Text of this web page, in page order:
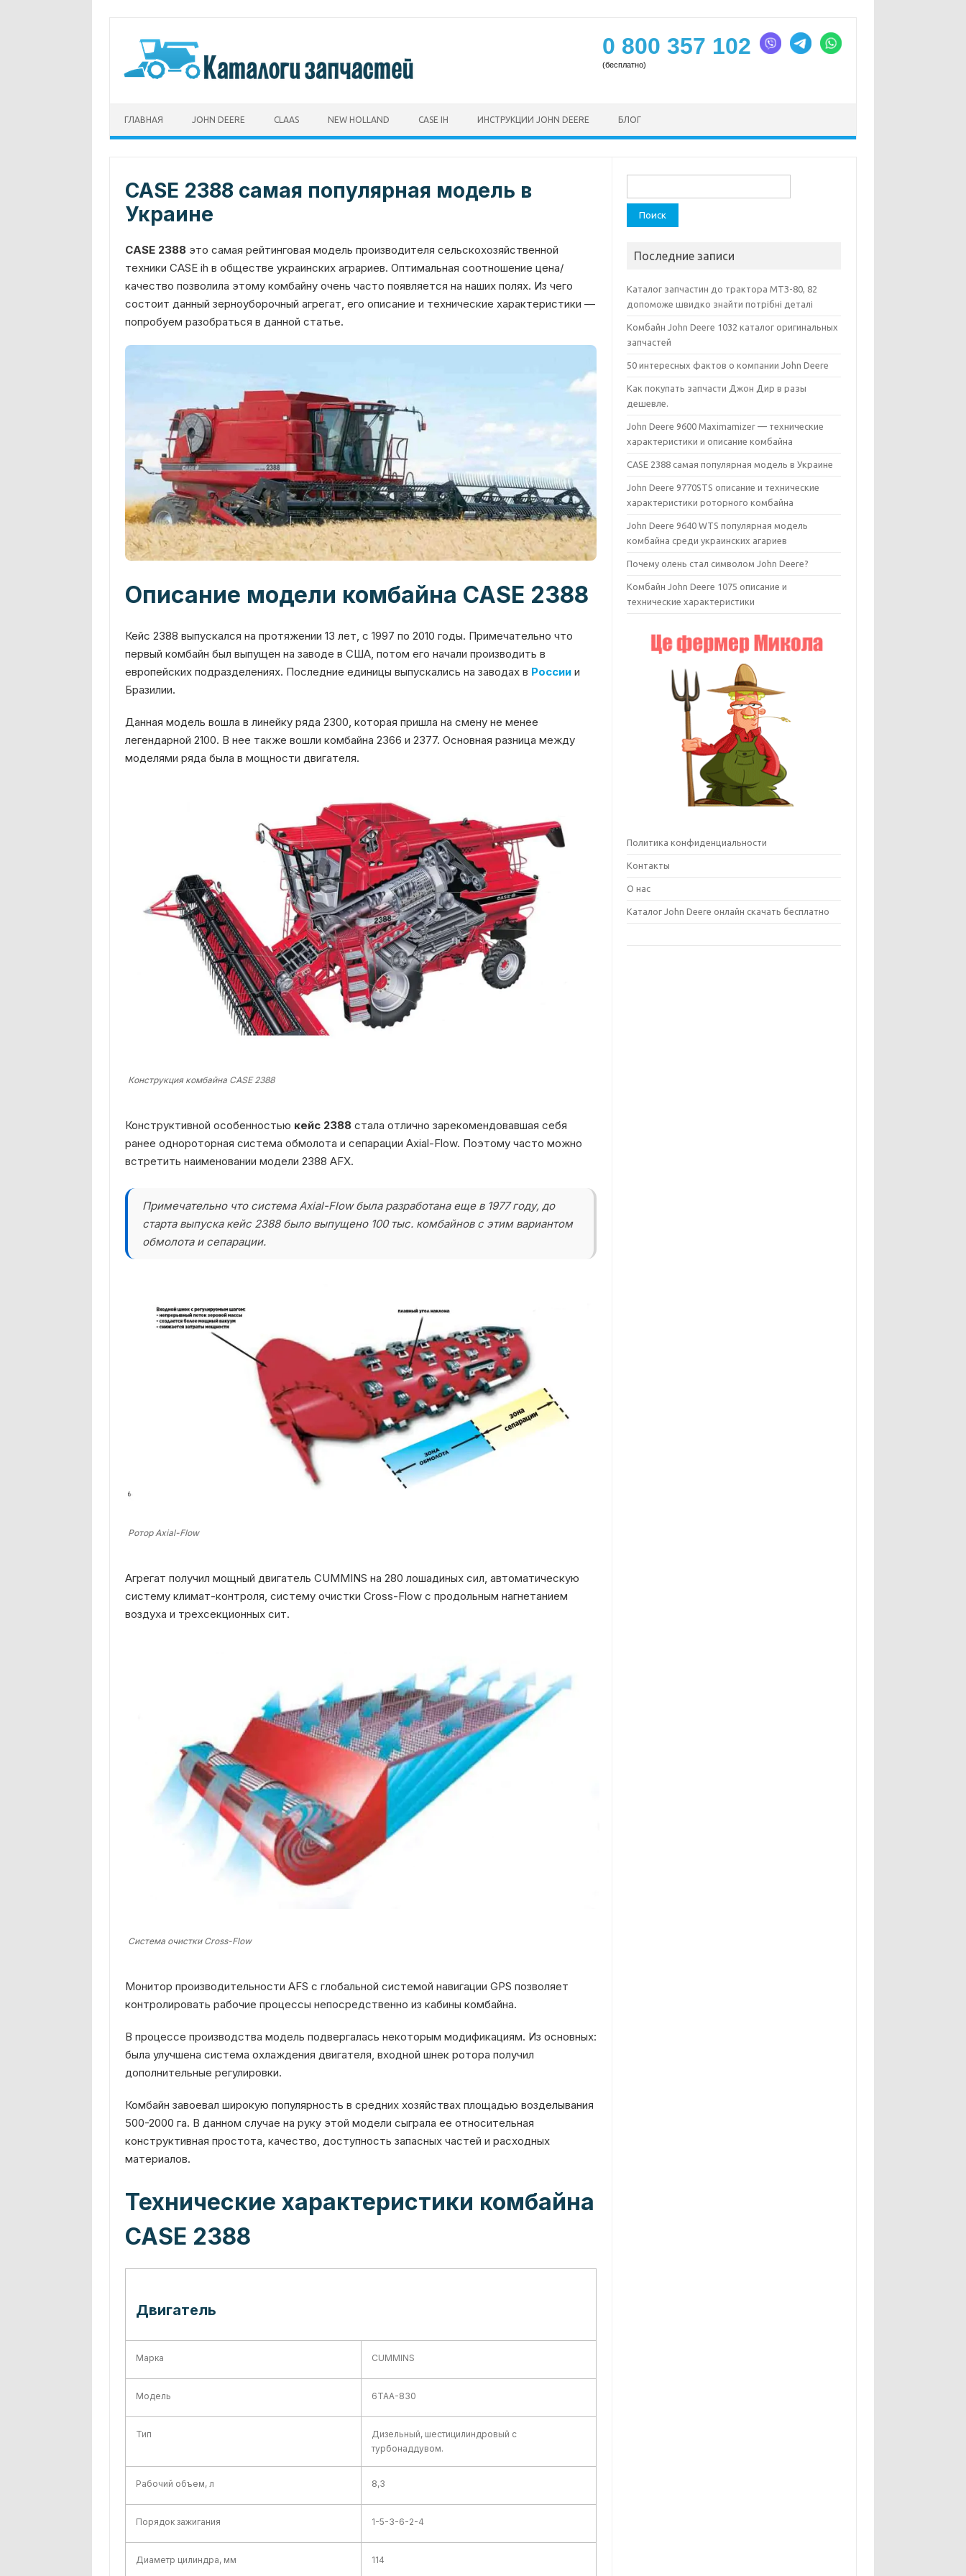
содержимому
0 800 357 102
(бесплатно)
ГЛАВНАЯ JOHN DEERE CLAAS NEW HOLLAND CASE IH ИНСТРУКЦИИ JOHN DEERE БЛОГ
CASE 2388 самая популярная модель в
Украине
CASE 2388это самая рейтинговая модель производителя сельскохозяйственной
техники CASE ih в обществе украинских аграриев. Оптимальная соотношение цена/
качество позволила этому комбайну очень часто появляется на наших полях. Из чего
состоит данный зерноуборочный агрегат, его описание и технические характеристики —
попробуем разобраться в данной статье.
Описание модели комбайна CASE 2388
Кейс 2388 выпускался на протяжении 13 лет, с 1997 по 2010 годы. Примечательно что
первый комбайн был выпущен на заводе в США, потом его начали производить в
европейских подразделениях. Последние единицы выпускались на заводах в Россиии
Бразилии.
Данная модель вошла в линейку ряда 2300, которая пришла на смену не менее
легендарной 2100. В нее также вошли комбайна 2366 и 2377. Основная разница между
моделями ряда была в мощности двигателя.
Конструкция комбайна CASE 2388
Конструктивной особенностью кейс 2388стала отлично зарекомендовавшая себя
ранее однороторная система обмолота и сепарации Axial-Flow. Поэтому часто можно
встретить наименовании модели 2388 AFX.
Примечательно что системаAxial-Flow была разработана еще в 1977 году, до
старта выпуска кейс 2388 было выпущено 100 тыс. комбайнов с этим вариантом
обмолота и сепарации.
Ротор Axial-Flow
Агрегат получил мощный двигатель CUMMINS на 280 лошадиных сил, автоматическую
систему климат-контроля, систему очистки Cross-Flowс продольным нагнетанием
воздуха и трехсекционных сит.
Система очистки Cross-Flow
Монитор производительности AFS с глобальной системой навигации GPS позволяет
контролировать рабочие процессы непосредственно из кабины комбайна.
В процессе производства модель подвергалась некоторым модификациям. Из основных:
была улучшена система охлаждения двигателя, входной шнек ротора получил
дополнительные регулировки.
Комбайн завоевал широкую популярность в средних хозяйствах площадью возделывания
500-2000 га. В данном случае на руку этой модели сыграла ее относительная
конструктивная простота, качество, доступность запасных частей и расходных
материалов.
Технические характеристики комбайна
CASE 2388
Двигатель
Марка CUMMINS
Модель 6TAA-830
Тип
Дизельный, шестицилиндровый с
турбонаддувом.
Рабочий объем, л 8,3
Порядок зажигания 1-5-3-6-2-4
Диаметр цилиндра, мм 114
Последние записи
Каталог запчастин до трактора МТЗ-80, 82
допоможе швидко знайти потрібні деталі
Комбайн John Deere 1032 каталог оригинальных
запчастей
50 интересных фактов о компании John Deere
Как покупать запчасти Джон Дир в разы
дешевле.
John Deere 9600 Maximamizer — технические
характеристики и описание комбайна
CASE 2388 самая популярная модель в Украине
John Deere 9770STS описание и технические
характеристики роторного комбайна
John Deere 9640 WTS популярная модель
комбайна среди украинских агариев
Почему олень стал символом John Deere?
Комбайн John Deere 1075 описание и
технические характеристики
Политика конфиденциальности
Контакты
О нас
Каталог John Deere онлайн скачать бесплатно